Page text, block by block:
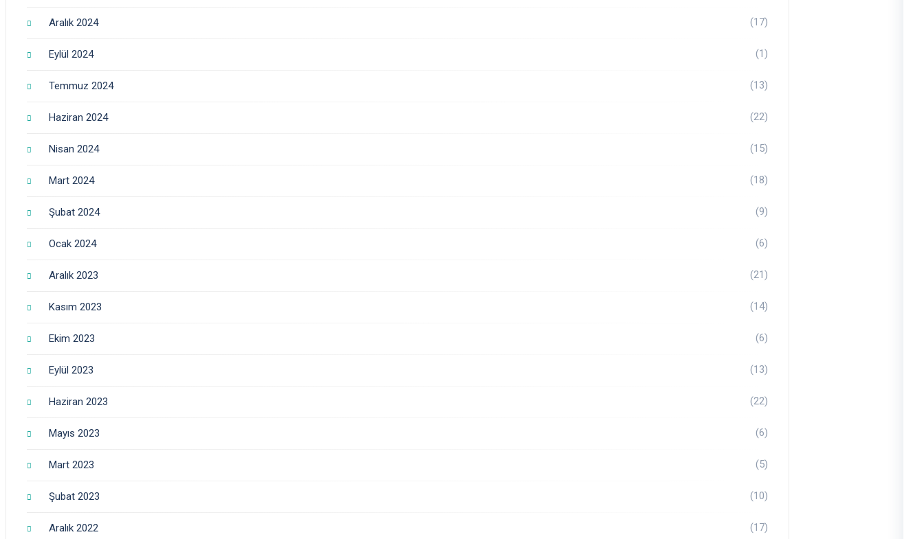
Aralık 2024 (17)
Eylül 2024 (1)
Temmuz 2024 (13)
Haziran 2024 (22)
Nisan 2024 (15)
Mart 2024 (18)
Şubat 2024 (9)
Ocak 2024 (6)
Aralık 2023 (21)
Kasım 2023 (14)
Ekim 2023 (6)
Eylül 2023 (13)
Haziran 2023 (22)
Mayıs 2023 (6)
Mart 2023 (5)
Şubat 2023 (10)
Aralık 2022 (17)